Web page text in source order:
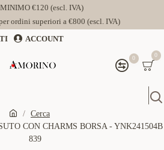
€120 (escl. IVA)
ordini superiori a €800 (escl. IVA)
ACCOUNT
0 0
Cerca
CON CHARMS BORSA - YNK241504B
839